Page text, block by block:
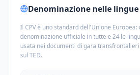
Denominazione nelle
Il CPV è uno standard dell'Unione Europea:
denominazione ufficiale in tutte e 24 le
usata nei documenti di gara
sul TED.